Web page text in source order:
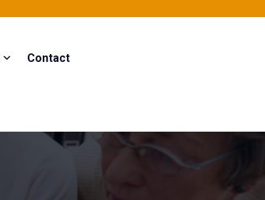
Contact